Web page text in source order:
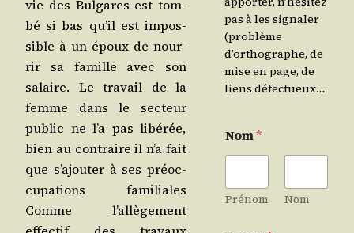
vie des Bul­gares est tom­
bé si bas qu’il est impos­
sible à un époux de nour­
rir sa famille avec son
salaire. Le tra­vail de la
femme dans le sec­teur
public ne l’a pas libé­rée,
bien au contraire il n’a fait
que s’a­jou­ter à ses pré­oc­
cu­pa­tions fami­liales
Comme l’al­lè­ge­ment
pas à les signaler
(problème
d’orthographe, de
mise en page, de
liens défectueux…
Nom*
Prénom Nom